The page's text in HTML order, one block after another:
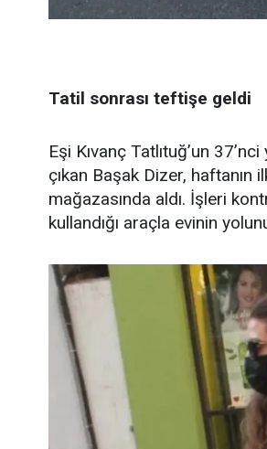
Tatil sonrası teftişe geldi
Eşi Kıvanç Tatlıtuğ’un
çıkan Başak Dizer, haftanın
mağazasında aldı. İşleri
kullandığı araçla evinin